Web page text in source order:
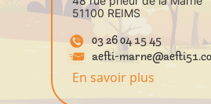
51100 REIMS
03 26 04 15 45
aefti-
En savoir plus